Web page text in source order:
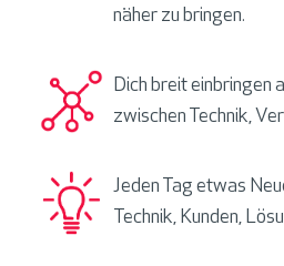
näher zu bringen.
Dich breit einbringen
zwischen Technik,
Jeden Tag etwas
Technik, Kunden,